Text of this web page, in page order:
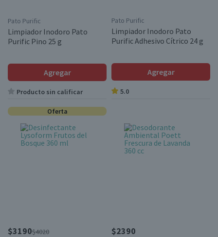
Pato Purific
Limpiador Inodoro Pato
Purific Pino 25 g
Agregar
Producto sin calificar
Pato Purific
Limpiador Inodoro Pato
Purific Adhesivo Cítrico 24 g
Agregar
5.0
Oferta
$3190$4020 $2390